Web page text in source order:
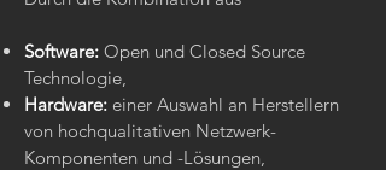
Software: Open und Closed Source
Technologie,
Hardware: einer Auswahl an Herstellern
von hochqualitativen Netzwerk-
Komponenten und -Lösungen,